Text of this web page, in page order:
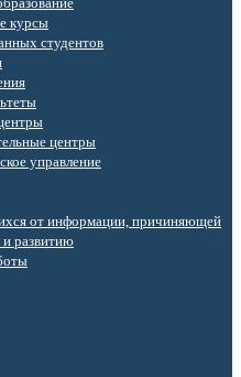
курсы
студентов
центры
управление
от информации, причиняющей
развитию